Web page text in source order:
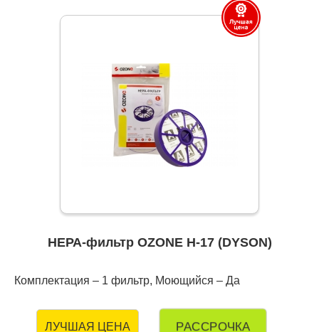
НЕРА-фильтр OZONE H-17 (DYSON)
Комплектация – 1 фильтр, Моющийся – Да
ЛУЧШАЯ ЦЕНА РАССРОЧКА